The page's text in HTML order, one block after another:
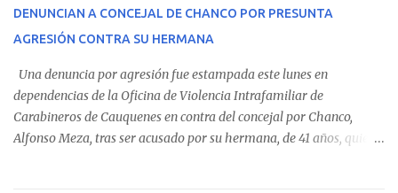
corresponde a un funcionario de la Municipalidad de Chanco,
detectaron incumplimientos a la normativa vigente. El informe
precisa que la mayor cantidad de dinero apostado se registró en
Talca, donde...
DENUNCIAN A CONCEJAL DE CHANCO POR PRESUNTA
AGRESIÓN CONTRA SU HERMANA
Una denuncia por agresión fue estampada este lunes en
dependencias de la Oficina de Violencia Intrafamiliar de
Carabineros de Cauquenes en contra del concejal por Chanco,
Alfonso Meza, tras ser acusado por su hermana, de 41 años, quien